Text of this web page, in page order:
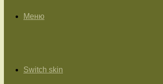
Меню
Switch skin